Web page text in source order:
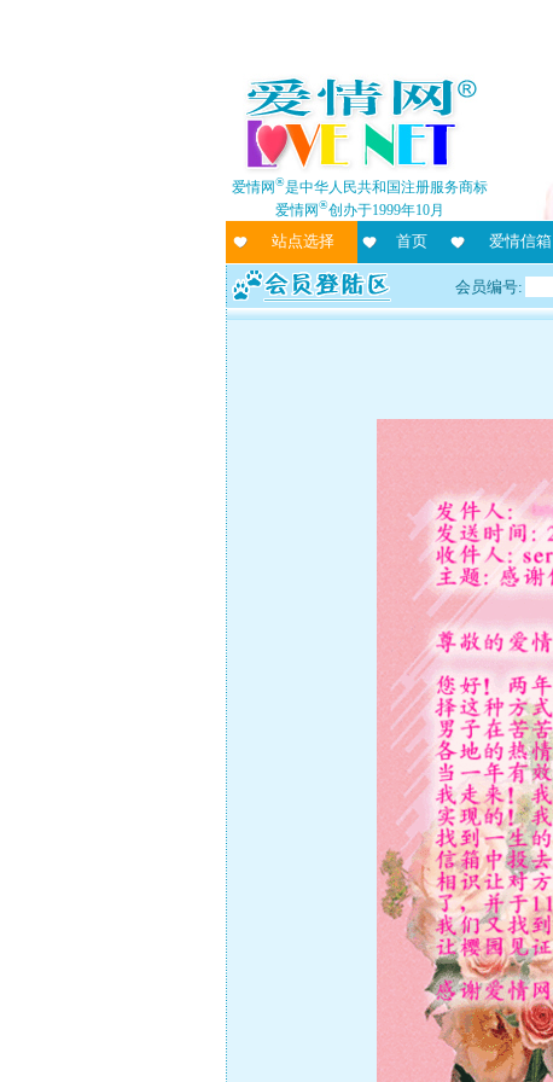
爱情网®是中华人民共和国注册服务商标
爱情网®创办于1999年10月
站点选择 首页 爱情信箱
会员编号: